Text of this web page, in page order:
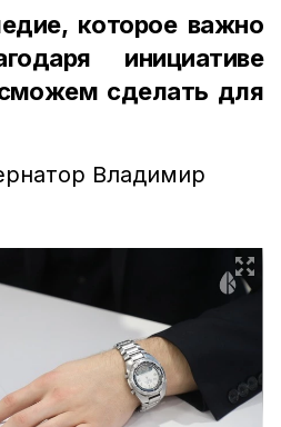
которое важно
инициативе
сделать для
Владимир